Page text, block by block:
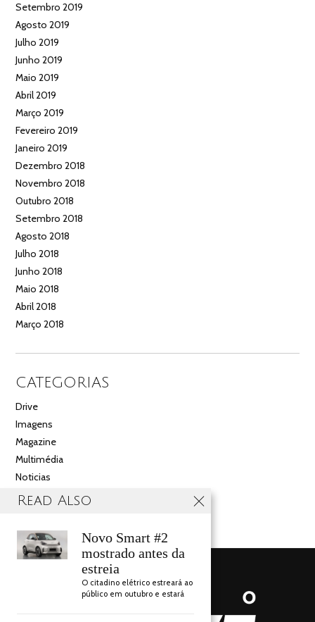
Setembro 2019
Agosto 2019
Julho 2019
Junho 2019
Maio 2019
Abril 2019
Março 2019
Fevereiro 2019
Janeiro 2019
Dezembro 2018
Novembro 2018
Outubro 2018
Setembro 2018
Agosto 2018
Julho 2018
Junho 2018
Maio 2018
Abril 2018
Março 2018
CATEGORIAS
Drive
Imagens
Magazine
Multimédia
Noticias
Salão
Read Also
Novo Smart #2
mostrado antes da
estreia
O citadino elétrico estreará ao
público em outubro e estará